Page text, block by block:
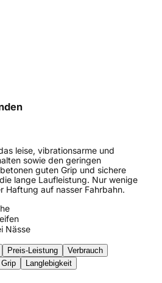
leise, vibrationsarme und
sowie den geringen
guten Grip und sichere
lange Laufleistung. Nur wenige
Haftung auf nasser Fahrbahn.
Nässe
Preis-Leistung
Verbrauch
Grip Langlebigkeit